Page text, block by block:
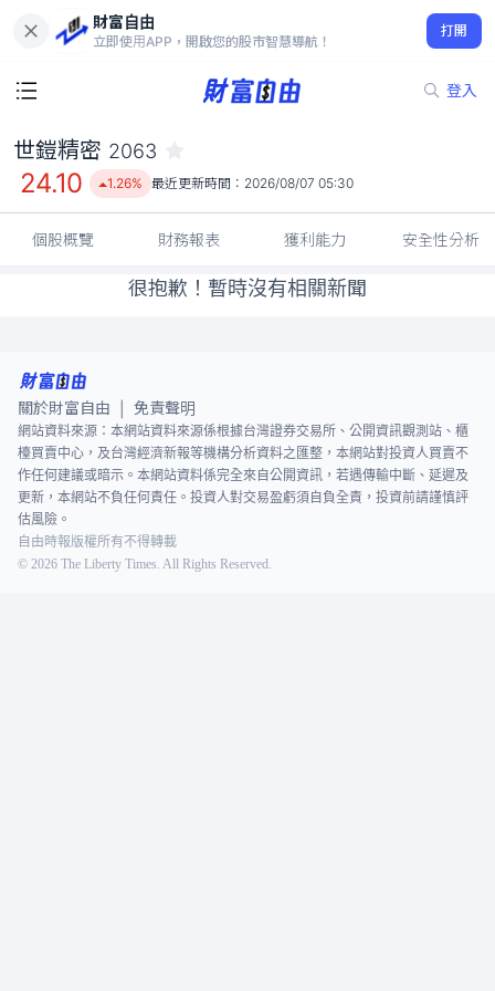
財富自由
立即使用APP，開啟您的股市智慧導航！
打開
登入
24.10
1.26%
世鎧精密 2063
24.10 1.26% 最近更新時間： 2026/08/07 05:30
個股概覽 財務報表 獲利能力 安全性分析
很抱歉！暫時沒有相關新聞
關於財富自由 免責聲明
網站資料來源：本網站資料來源係根據台灣證券交易所、公開資訊觀測站、櫃
檯買賣中心，及台灣經濟新報等機構分析資料之匯整，本網站對投資人買賣不
作任何建議或暗示。本網站資料係完全來自公開資訊，若遇傳輸中斷、延遲及
更新，本網站不負任何責任。投資人對交易盈虧須自負全責，投資前請謹慎評
估風險。
自由時報版權所有不得轉載
© 2026 The Liberty Times. All Rights Reserved.